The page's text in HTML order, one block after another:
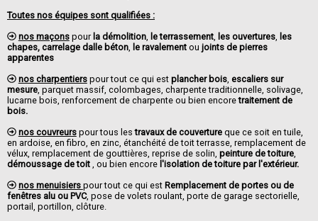
Toutes nos équipes sont qualifiées :
nos maçonspour la démolition, le terrassement, les ouvertures, les
chapes, carrelage dalle béton le ravalement ou joints de pierres
apparentes
nos charpentierspour tout ce qui est plancher bois, escaliers sur
mesure , parquet massif, colombages, charpente traditionnelle, solivage,
lucarne bois, renforcement de charpente ou bien encoretraitement de
bois.
nos couvreurspour tous lestravaux de couvertureque ce soit en tuile,
en ardoise, en fibro, en zinc, étanchéité de toit terrasse, remplacement de
vélux, remplacement de gouttières, reprise de solin, peinture de toiture
démoussage de toit , ou bien encore l'isolation de toiture par l'extérieur.
nos menuisiers pour tout ce qui est Remplacement de portes ou de
fenêtres alu ou PVC, pose de volets roulant, porte de garage sectorielle,
portail, portillon, clôture.